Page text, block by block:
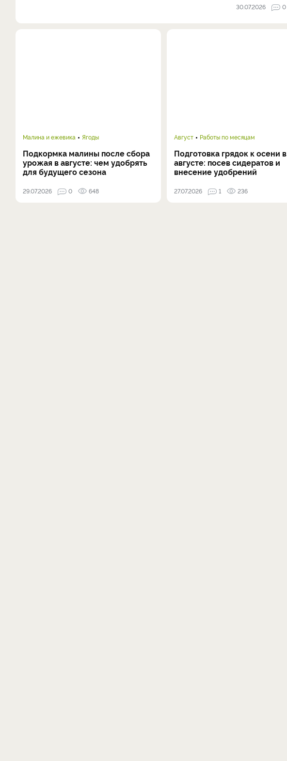
30.07.2026 0
Малина и ежевика Ягоды
Подкормка малины после сбора
урожая в августе: чем удобрять
для будущего сезона
29.07.2026 0 648
Август Работы по месяцам
Подготовка грядок к осени в
августе: посев сидератов и
внесение удобрений
27.07.2026 1 236